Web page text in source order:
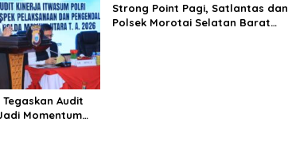
Audit
Momentum
Strong Point Pagi, Satlantas dan
Polsek Morotai Selatan Barat